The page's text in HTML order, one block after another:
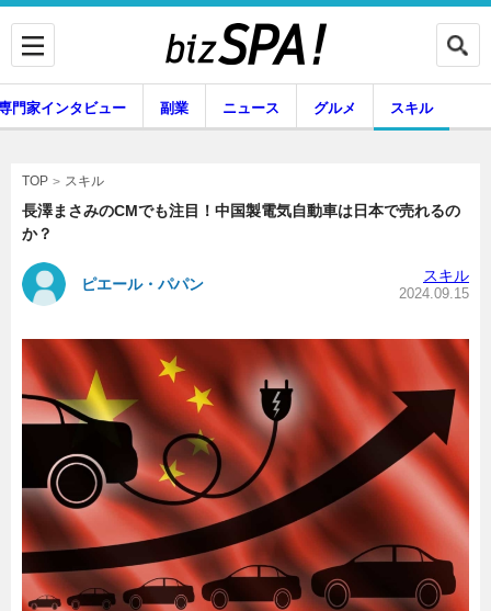
専門家インタビュー
副業 ニュース
グルメ スキル
暮らし
門家インタビュー 副業 ニュース グルメ スキル
TOP スキル
長澤まさみのCMでも注目！中国製電気自動車は日本で売れるの
か？
ピエール・パパン スキル
2024.09.15